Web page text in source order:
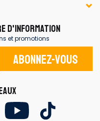
D'INFORMATION
et promotions
Abonnez-vous